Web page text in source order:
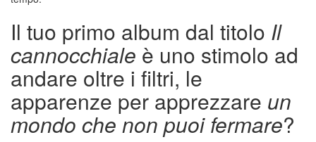
Il tuo primo album dal titolo Il
cannocchiale è uno stimolo ad
andare oltre i filtri, le
apparenze per apprezzare un
mondo che non puoi fermare?